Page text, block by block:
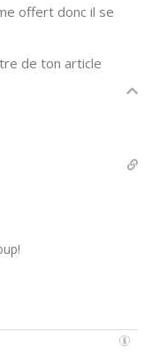
offert donc il se
de ton article